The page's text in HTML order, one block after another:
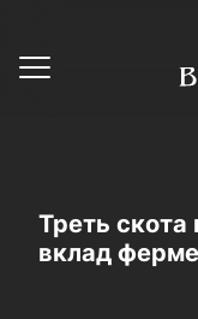
Треть скота
вклад